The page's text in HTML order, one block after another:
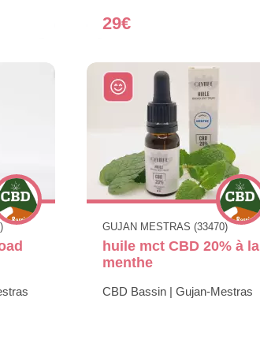
29€
GUJAN MESTRAS (33470)
huile mct CBD 20% à la
menthe
CBD Bassin | Gujan-Mestras